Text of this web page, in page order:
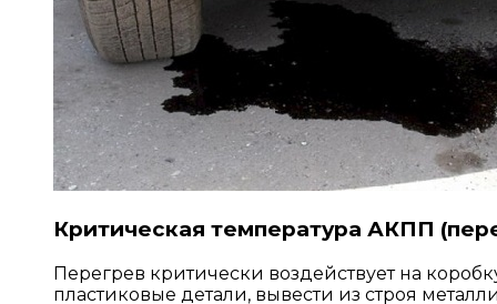
Критическая температура АКПП
Перегрев критически воздействует на
пластиковые детали, вывести из строя